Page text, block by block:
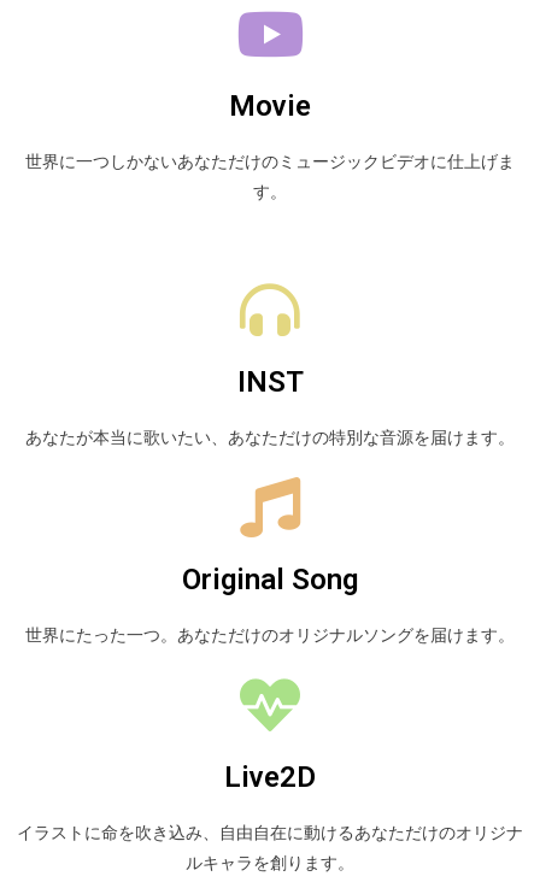
Movie
世界に一つしかないあなただけのミュージックビデオに仕上げま
す。
INST
あなたが本当に歌いたい、あなただけの特別な音源を届けます。
Original Song
世界にたった一つ。あなただけのオリジナルソングを届けます。
Live2D
イラストに命を吹き込み、自由自在に動けるあなただけのオリジナ
ルキャラを創ります。